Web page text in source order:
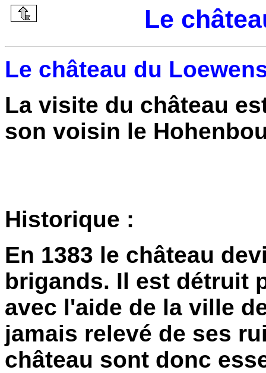
Le
Le château du
La visite du château
son voisin le
Historique :
En 1383 le château
brigands. Il est détruit
avec l'aide de la ville
jamais relevé de ses
château sont donc